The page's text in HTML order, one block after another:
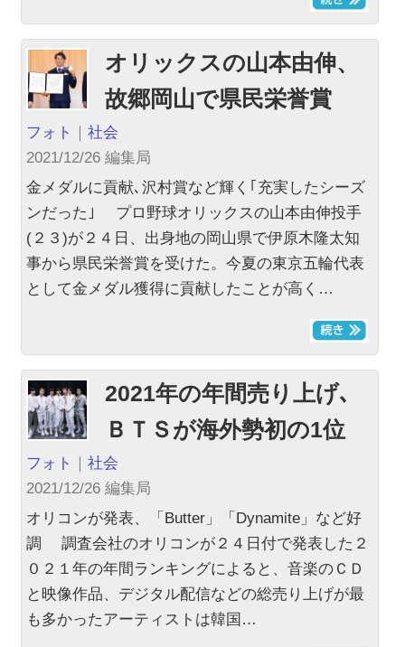
オリックスの山本由伸、
故郷岡山で県民栄誉賞
フォト ｜社会
2021/12/26 編集局
金メダルに貢献､沢村賞など輝く｢充実したシーズ
ンだった｣ プロ野球オリックスの山本由伸投手
(２３)が２４日、出身地の岡山県で伊原木隆太知
事から県民栄誉賞を受けた。今夏の東京五輪代表
として金メダル獲得に貢献したことが高く…
2021年の年間売り上げ､
ＢＴＳが海外勢初の1位
フォト ｜社会
2021/12/26 編集局
オリコンが発表、「Butter」「Dynamite」など好
調 調査会社のオリコンが２４日付で発表した２
０２１年の年間ランキングによると、音楽のＣＤ
と映像作品、デジタル配信などの総売り上げが最
も多かったアーティストは韓国…